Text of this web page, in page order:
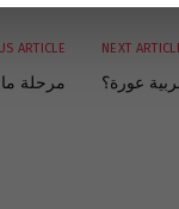
ARTICLE
مرحلة
NEXT
عورة؟